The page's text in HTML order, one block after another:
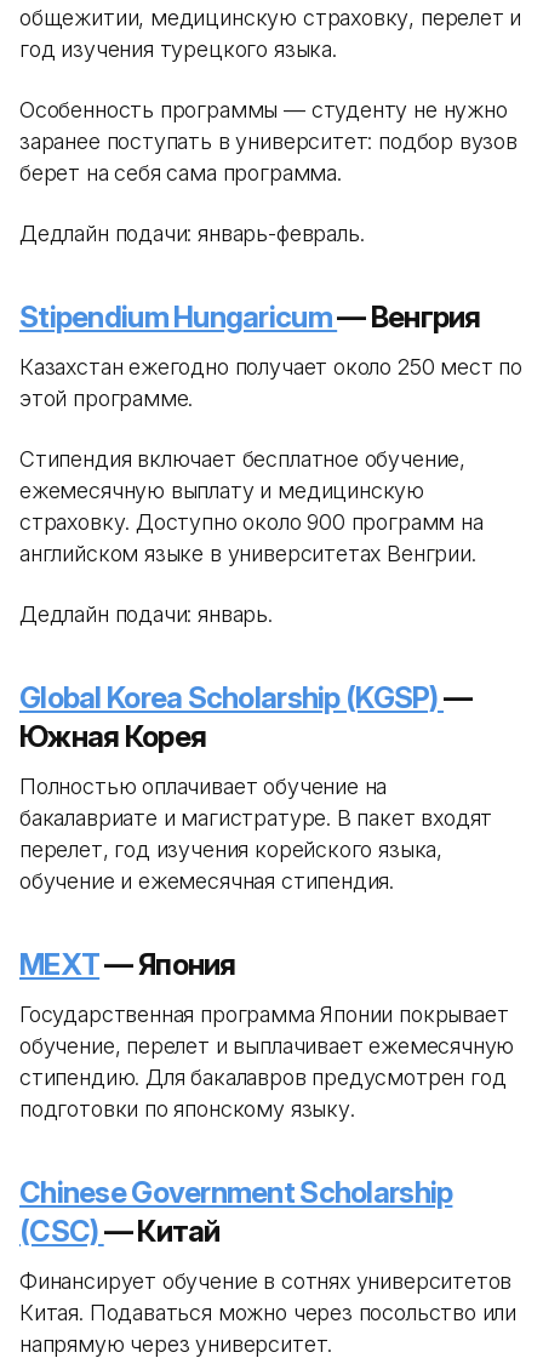
общежитии, медицинскую страховку, перелет и
год изучения турецкого языка.
Особенность программы — студенту не нужно
заранее поступать в университет: подбор вузов
берет на себя сама программа.
Дедлайн подачи: январь-февраль.
Stipendium Hungaricum— Венгрия
Казахстан ежегодно получает около 250 мест по
этой программе.
Стипендия включает бесплатное обучение,
ежемесячную выплату и медицинскую
страховку. Доступно около 900 программ на
английском языке в университетах Венгрии.
Дедлайн подачи: январь.
Global Korea Scholarship (KGSP)—
Южная Корея
Полностью оплачивает обучение на
бакалавриате и магистратуре. В пакет входят
перелет, год изучения корейского языка,
обучение и ежемесячная стипендия.
MEXT— Япония
Государственная программа Японии покрывает
обучение, перелет и выплачивает ежемесячную
стипендию. Для бакалавров предусмотрен год
подготовки по японскому языку.
Chinese Government Scholarship
(CSC)— Китай
Финансирует обучение в сотнях университетов
Китая. Подаваться можно через посольство или
напрямую через университет.